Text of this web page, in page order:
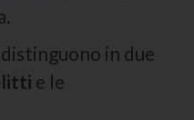
in due
e le